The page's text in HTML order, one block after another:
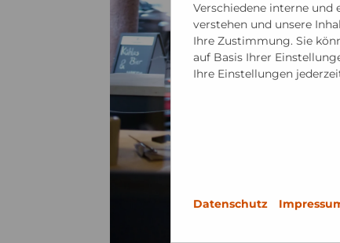
Verschiedene interne und
verstehen und unsere
Ihre Zustimmung. Sie
auf Basis Ihrer
Ihre Einstellungen
Datenschutz